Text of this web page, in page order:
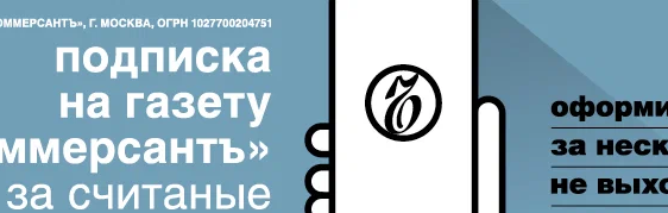
Реклама в «Ъ» www.kommersant.ru/ad